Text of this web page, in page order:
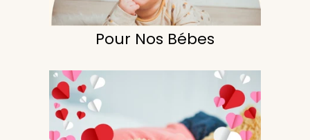
Pour Nos Bébes